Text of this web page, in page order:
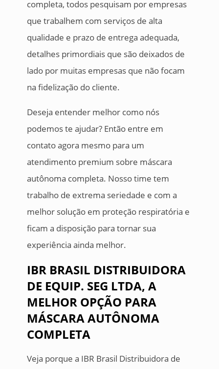
completa, todos pesquisam por empresas
que trabalhem com serviços de alta
qualidade e prazo de entrega adequada,
detalhes primordiais que são deixados de
lado por muitas empresas que não focam
na fidelização do cliente.
Deseja entender melhor como nós
podemos te ajudar? Então entre em
contato agora mesmo para um
atendimento premium sobre máscara
autônoma completa. Nosso time tem
trabalho de extrema seriedade e com a
melhor solução em proteção respiratória e
ficam a disposição para tornar sua
experiência ainda melhor.
IBR BRASIL DISTRIBUIDORA
DE EQUIP. SEG LTDA, A
MELHOR OPÇÃO PARA
MÁSCARA AUTÔNOMA
COMPLETA
Veja porque a IBR Brasil Distribuidora de